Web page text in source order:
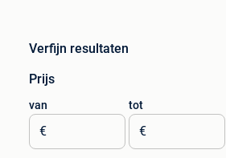
Verfijn resultaten
Prijs
van
€
tot
€